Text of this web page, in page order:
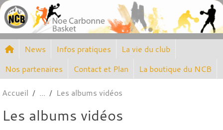
News Infos pratiques
La vie du club
Nos partenaires
Contact et Plan La boutique du NCB
Accueil Les albums vidéos
Les albums vidéos
Panneau de gestion des cookies